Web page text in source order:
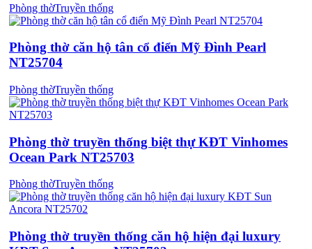
Phòng thờTruyền thống
Phòng thờ căn hộ tân cổ điển Mỹ Đình Pearl
NT25704
Phòng thờTruyền thống
Phòng thờ truyền thống biệt thự KĐT Vinhomes
Ocean Park NT25703
Phòng thờTruyền thống
Phòng thờ truyền thống căn hộ hiện đại luxury